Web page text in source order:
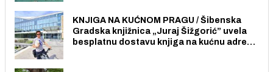
KNJIGA NA KUĆNOM PRAGU / Šibenska
Gradska knjižnica „Juraj Šižgorić” uvela
besplatnu dostavu knjiga na kućnu adresu